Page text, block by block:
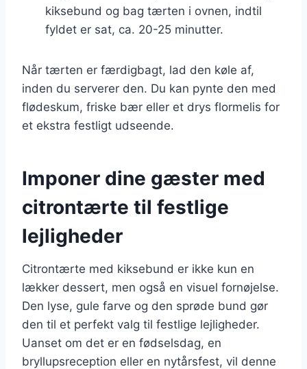
kiksebund og bag tærten i ovnen, indtil
fyldet er sat, ca. 20-25 minutter.
Når tærten er færdigbagt, lad den køle af,
inden du serverer den. Du kan pynte den med
flødeskum, friske bær eller et drys flormelis for
et ekstra festligt udseende.
Imponer dine gæster med
citrontærte til festlige
lejligheder
Citrontærte med kiksebund er ikke kun en
lækker dessert, men også en visuel fornøjelse.
Den lyse, gule farve og den sprøde bund gør
den til et perfekt valg til festlige lejligheder.
Uanset om det er en fødselsdag, en
bryllupsreception eller en nytårsfest, vil denne